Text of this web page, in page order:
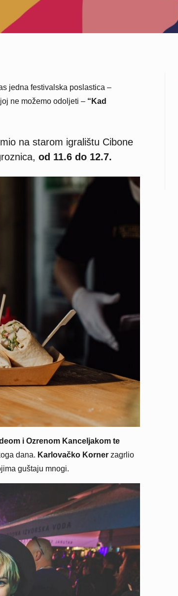
jedna festivalska poslastica –
ne možemo odoljeti – “Kad
na starom igralištu Cibone
od 11.6 do 12.7.
i Ozrenom Kanceljakom te
dana. Karlovačko Korner zagrlio
guštaju mnogi.